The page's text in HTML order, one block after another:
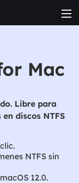
Mac
Libre para
discos NTFS
NTFS sin
12.0.